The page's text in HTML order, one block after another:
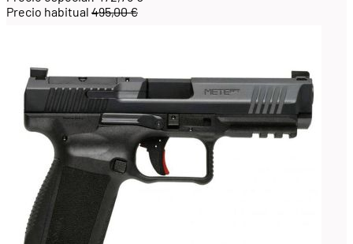
Precio habitual 495,00 €